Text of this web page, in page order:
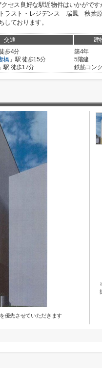
セス良好な駅近物件はいかがで
ラスト・レジデンス 瑞鳳 秋葉
ております。
交通 建
歩4分
橋 」駅 徒歩15分
駅 徒歩17分
築4年
5階建
鉄筋コン
優先させていただきます